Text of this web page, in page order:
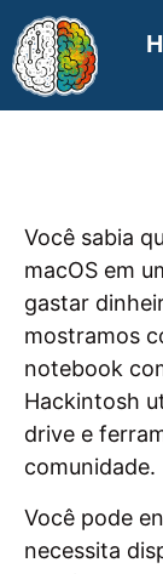
Você sabia
macOS em
gastar
mostramos
notebook
Hackintosh
drive e
comunidade.
Você pode
necessita